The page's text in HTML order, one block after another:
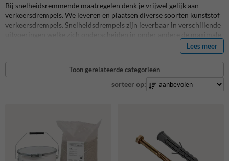
Bij snelheidsremmende maatregelen denk je vrijwel gelijk aan
verkeersdrempels. We leveren en plaatsen diverse soorten kunststof
verkeersdrempels. Snelheidsdrempels zijn leverbaar in verschillende
uitvoeringen welke zich onderscheiden in onder andere de maximale
snelheid waarmee er over de snelheidsdrempel gereden kan worden.
Dit resultaat behaalt men door de hoogte en breedte van de drempel
aan te passen. Een hogere drempel vertraagt meer dan een lage, een
bredere gaat de belasting van de drempel beter verspreiden over het
geheel. Verkeersdrempels zijn er in kunststof, maar ook in 100%
Lees meer
Toon gerelateerde categorieën
sorteer op: